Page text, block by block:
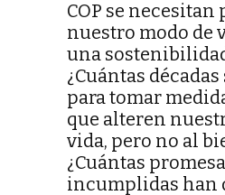
COP se
nuestro modo de
una
¿Cuántas
para tomar
que alteren
vida, pero no al
¿Cuántas
incumplidas han